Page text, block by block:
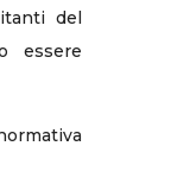
del
essere